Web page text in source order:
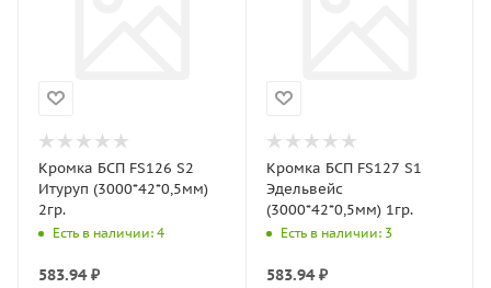
Кромка БСП FS126 S2
Итуруп (3000*42*0,5мм)
2гр.
Есть в наличии: 4
583.94₽
Кромка БСП FS127 S1
Эдельвейс
(3000*42*0,5мм) 1гр.
Есть в наличии: 3
583.94₽